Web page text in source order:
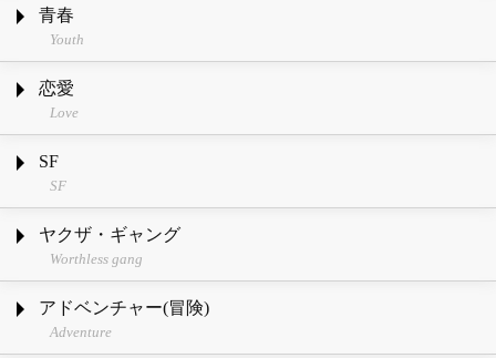
青春
Youth
恋愛
Love
SF
SF
ヤクザ・ギャング
Worthless gang
アドベンチャー(冒険)
Adventure